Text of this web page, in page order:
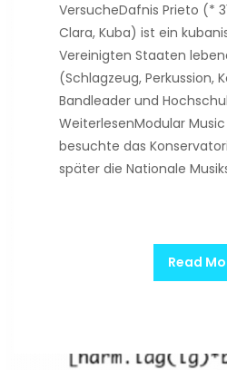
VersucheDafnis Prieto (*
Clara, Kuba) ist ein
Vereinigten Staaten
(Schlagzeug, Perkussion,
Bandleader und
WeiterlesenModular
besuchte das
später die Nationale
Read